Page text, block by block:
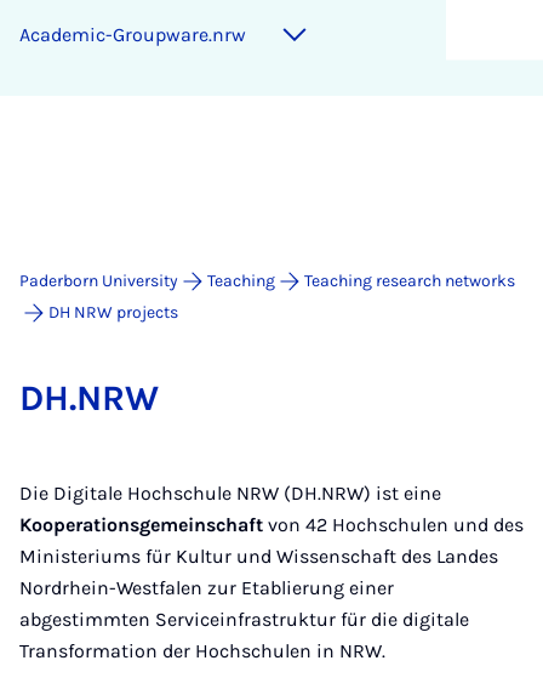
Academic-Groupware.nrw
Paderborn University Teaching
Teaching research networks
DH NRW projects
DH.NRW
Die Digitale Hochschule NRW (DH.NRW) ist eine
Kooperationsgemeinschaft von 42 Hochschulen und des
Ministeriums für Kultur und Wissenschaft des Landes
Nordrhein-Westfalen zur Etablierung einer
abgestimmten Serviceinfrastruktur für die digitale
Transformation der Hochschulen in NRW.